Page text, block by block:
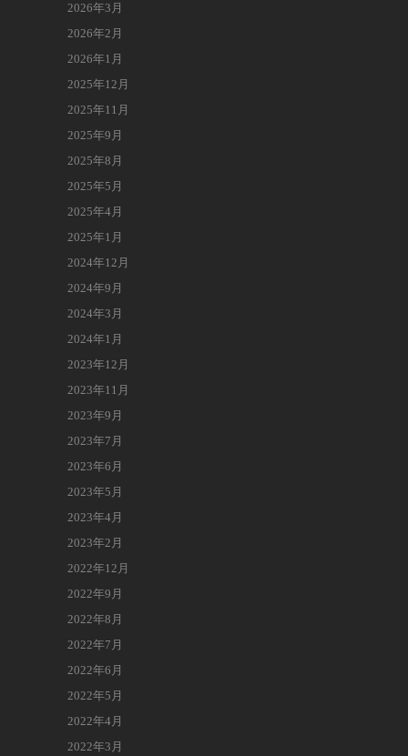
2026年3月
2026年2月
2026年1月
2025年12月
2025年11月
2025年9月
2025年8月
2025年5月
2025年4月
2025年1月
2024年12月
2024年9月
2024年3月
2024年1月
2023年12月
2023年11月
2023年9月
2023年7月
2023年6月
2023年5月
2023年4月
2023年2月
2022年12月
2022年9月
2022年8月
2022年7月
2022年6月
2022年5月
2022年4月
2022年3月